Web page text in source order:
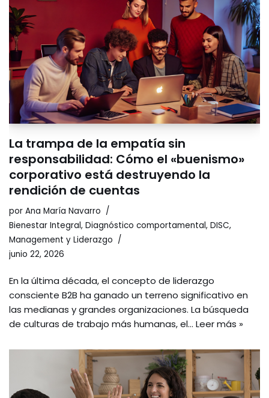
La trampa de la empatía sin
responsabilidad: Cómo el «buenismo»
corporativo está destruyendo la
rendición de cuentas
por Ana María Navarro
Bienestar Integral, Diagnóstico comportamental, DISC,
Management y Liderazgo
junio 22, 2026
En la última década, el concepto de liderazgo
consciente B2B ha ganado un terreno significativo en
las medianas y grandes organizaciones. La búsqueda
de culturas de trabajo más humanas, el… Leer más »